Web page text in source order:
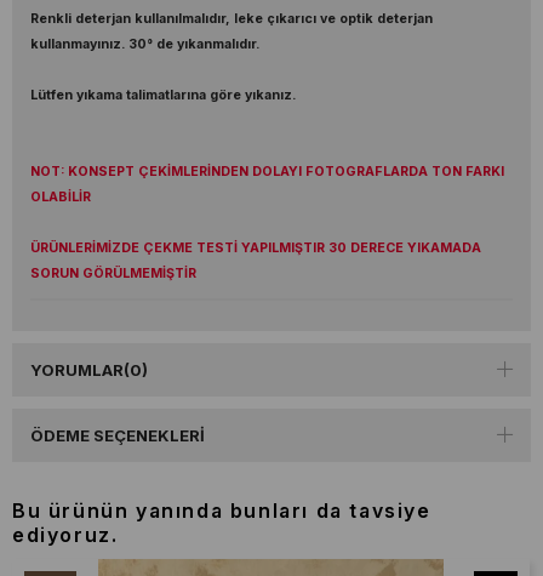
Renkli deterjan kullanılmalıdır, leke çıkarıcı ve optik deterjan
kullanmayınız. 30° de yıkanmalıdır.
Lütfen yıkama talimatlarına göre yıkanız.
NOT: KONSEPT ÇEKİMLERİNDEN DOLAYI FOTOGRAFLARDA TON FARKI
OLABİLİR
ÜRÜNLERİMİZDE ÇEKME TESTİ YAPILMIŞTIR 30 DERECE YIKAMADA
SORUN GÖRÜLMEMİŞTİR
YORUMLAR(0)
ÖDEME SEÇENEKLERI
Bu ürünün yanında bunları da tavsiye
ediyoruz.